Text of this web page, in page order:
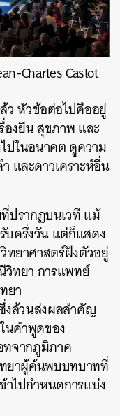
Charles Caslot
ว หัวข้อต่อไปคืออยู่
องยีน สุขภาพ และ
ปในอนาคต ดูความ
และดาวเคราะห์อื่น
ปรากฏบนเวที แม้
บครึ่งวัน แต่ก็แสดง
ทยาศาสตร์ฝังตัวอยู่
วิทยา การแพทย์
ยา
งล้วนส่งผลสำคัญ
นคำพูดของ
ทจากภูมิภาค
ทยาผู้ค้นพบบทบาทที่
ไปกำหนดการแบ่ง